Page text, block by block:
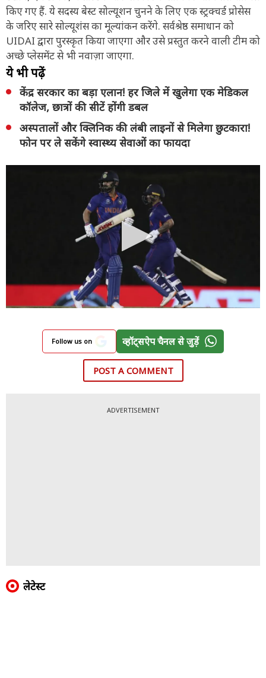
किए गए हैं. ये सदस्य बेस्ट सोल्यूशन चुनने के लिए एक स्ट्रक्चर्ड प्रोसेस
के जरिए सारे सोल्यूशंस का मूल्यांकन करेंगे. सर्वश्रेष्ठ समाधान को
UIDAI द्वारा पुरस्कृत किया जाएगा और उसे प्रस्तुत करने वाली टीम को
अच्छे प्लेसमेंट से भी नवाज़ा जाएगा.
ये भी पढ़ें
केंद्र सरकार का बड़ा एलान! हर जिले में खुलेगा एक मेडिकल
कॉलेज, छात्रों की सीटें होंगी डबल
अस्पतालों और क्लिनिक की लंबी लाइनों से मिलेगा छुटकारा!
फोन पर ले सकेंगे स्वास्थ्य सेवाओं का फायदा
Follow us on व्हॉट्सऐप चैनल से जुड़ें
POST A COMMENT
ADVERTISEMENT
लेटेस्ट